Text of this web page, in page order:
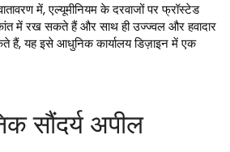
में, एल्यूमीनियम के दरवाजों पर फ्रॉस्टेड
में रख सकते हैं और साथ ही उज्ज्वल और हवादार
हैं, यह इसे आधुनिक कार्यालय डिज़ाइन में एक
सौंदर्य अपील